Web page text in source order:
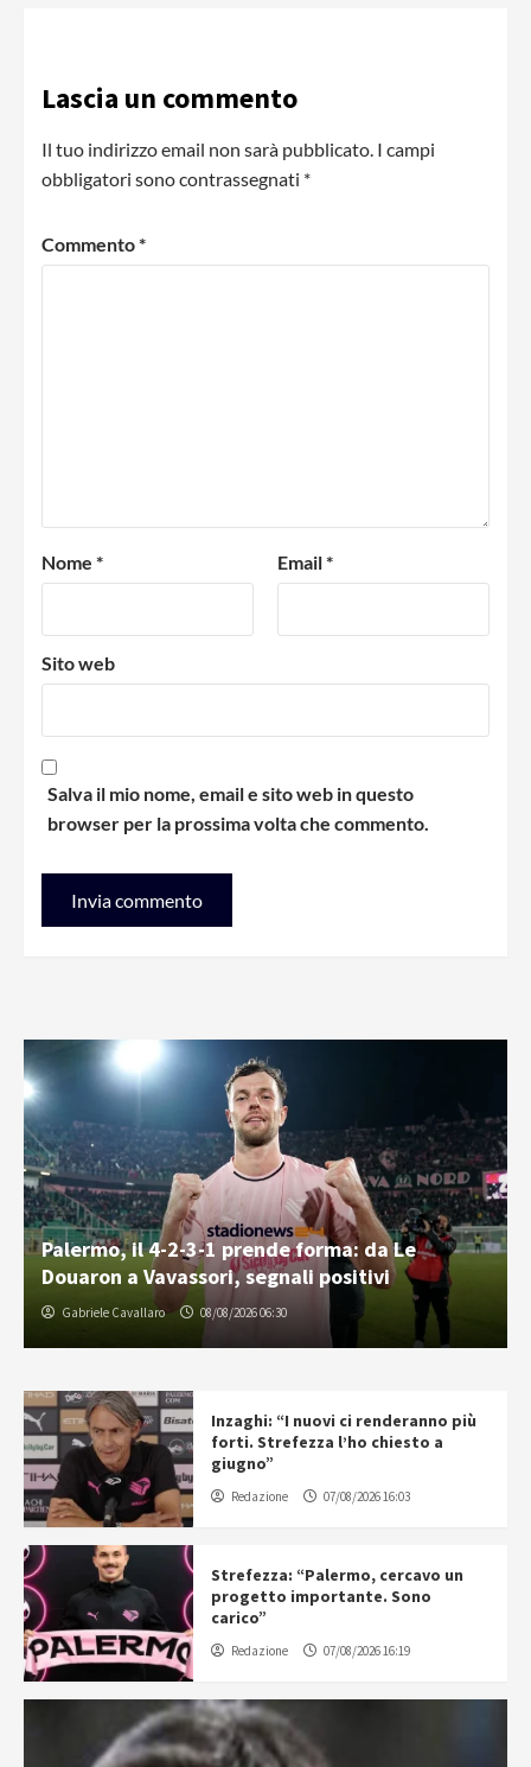
Lascia un commento
Il tuo indirizzo email non sarà pubblicato. I campi
obbligatori sono contrassegnati *
Commento*
Nome * Email*
Sito web
Salva il mio nome, email e sito web in questo
browser per la prossima volta che commento.
Palermo, il 4-2-3-1 prende forma: da Le
Douaron a Vavassori, segnali positivi
Gabriele Cavallaro 08/08/2026 06:30
Inzaghi: “I nuovi ci renderanno più
forti. Strefezza l’ho chiesto a
giugno”
Redazione 07/08/2026 16:03
Strefezza: “Palermo, cercavo un
progetto importante. Sono
carico”
Redazione 07/08/2026 16:19